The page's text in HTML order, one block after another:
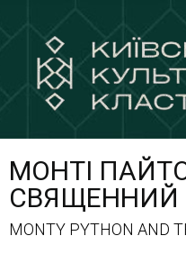
МОНТІ
СВЯЩЕННИЙ
MONTY PYTHON AND